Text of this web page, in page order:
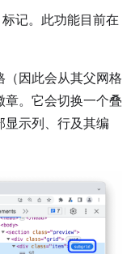
标记。此功能目前在
因此会从其父网格
。它会切换一个叠
显示列、行及其编